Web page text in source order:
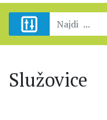
Služovice